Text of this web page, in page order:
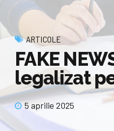
ARTICOLE
FAKE
legalizat
5 aprilie 2025